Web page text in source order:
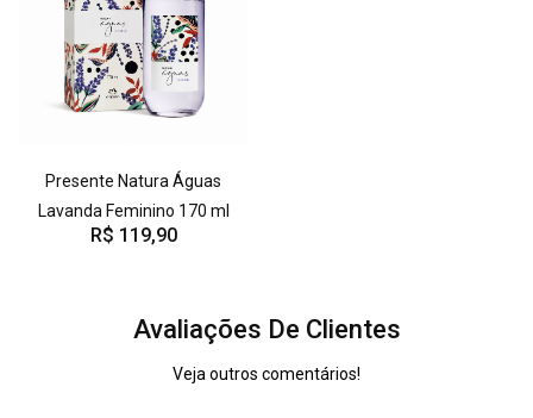
Presente Natura Águas
Lavanda Feminino 170 ml
R$ 119,90
Avaliações De Clientes
Veja outros comentários!